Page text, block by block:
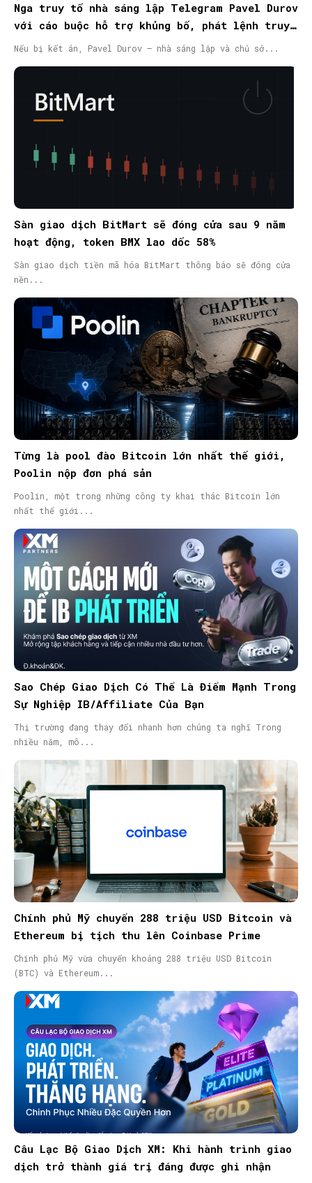
Nga truy tố nhà sáng lập Telegram Pavel Durov
với cáo buộc hỗ trợ khủng bố, phát lệnh truy
nã quốc tế
Nếu bị kết án, Pavel Durov – nhà sáng lập và chủ sở...
Sàn giao dịch BitMart sẽ đóng cửa sau 9 năm
hoạt động, token BMX lao dốc 58%
Sàn giao dịch tiền mã hóa BitMart thông báo sẽ đóng cửa
nền...
Từng là pool đào Bitcoin lớn nhất thế giới,
Poolin nộp đơn phá sản
Poolin, một trong những công ty khai thác Bitcoin lớn
nhất thế giới...
Sao Chép Giao Dịch Có Thể Là Điểm Mạnh Trong
Sự Nghiệp IB/Affiliate Của Bạn
Thị trường đang thay đổi nhanh hơn chúng ta nghĩ Trong
nhiều năm, mô...
Chính phủ Mỹ chuyển 288 triệu USD Bitcoin và
Ethereum bị tịch thu lên Coinbase Prime
Chính phủ Mỹ vừa chuyển khoảng 288 triệu USD Bitcoin
(BTC) và Ethereum...
Câu Lạc Bộ Giao Dịch XM: Khi hành trình giao
dịch trở thành giá trị đáng được ghi nhận